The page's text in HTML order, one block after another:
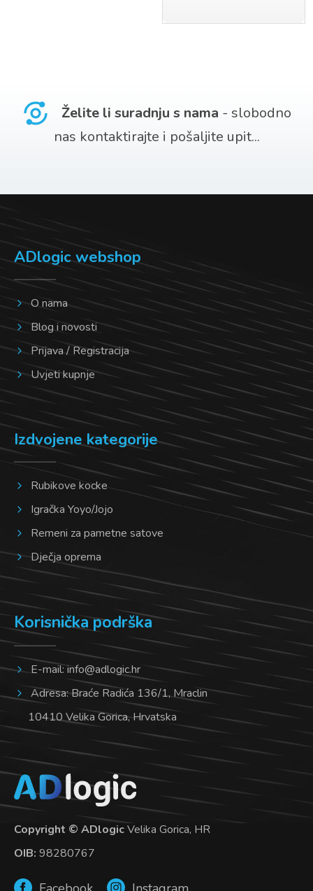
Opcije
se
na
proizvoda
Želite li suradnju s nama - slobodno
nas kontaktirajte i pošaljite upit...
ADlogic webshop
O nama
Blog i novosti
Prijava / Registracija
Uvjeti kupnje
Izdvojene kategorije
Rubikove kocke
Igračka Yoyo/Jojo
Remeni za pametne satove
Dječja oprema
Korisnička podrška
E-mail:info@adlogic.hr
Adresa: Braće Radića 136/1, Mraclin
10410 Velika Gorica, Hrvatska
Copyright © ADlogicVelika Gorica, HR
OIB: 98280767